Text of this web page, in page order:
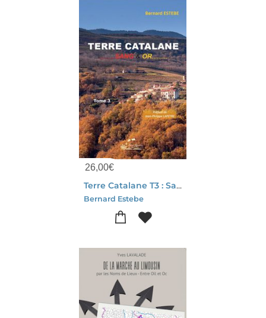
26,00€
Terre Catalane T3 : Sang & Or
Bernard Estebe